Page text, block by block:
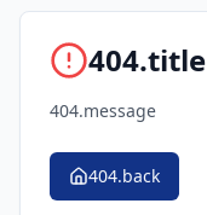
404.title
404.message
404.back